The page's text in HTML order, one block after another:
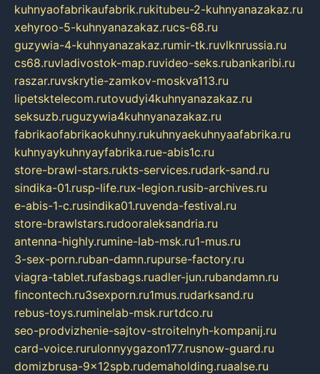
kuhnyaofabrikaufabrik.rukitubeu-2-kuhnyanazakaz.ru
xehyroo-5-kuhnyanazakaz.rucs-68.ru
guzywia-4-kuhnyanazakaz.rumir-tk.ruvlknrussia.ru
cs68.ruvladivostok-map.ruvideo-seks.rubankaribi.ru
raszar.ruvskrytie-zamkov-moskva113.ru
lipetsktelecom.rutovudyi4kuhnyanazakaz.ru
seksuzb.ruguzywia4kuhnyanazakaz.ru
fabrikaofabrikaokuhny.rukuhnyaekuhnyaafabrika.ru
kuhnyaykuhnyayfabrika.rue-abis1c.ru
store-brawl-stars.rukts-services.rudark-sand.ru
sindika-01.rusp-life.rux-legion.rusib-archives.ru
e-abis-1-c.rusindika01.ruvenda-festival.ru
store-brawlstars.rudooraleksandria.ru
antenna-highly.rumine-lab-msk.ru1-mus.ru
3-sex-porn.ruban-damn.rupurse-factory.ru
viagra-tablet.rufasbags.ruadler-jun.rubandamn.ru
fincontech.ru3sexporn.ru1mus.rudarksand.ru
rebus-toys.ruminelab-msk.rurtdco.ru
seo-prodvizhenie-sajtov-stroitelnyh-kompanij.ru
card-voice.rurulonnyygazon177.rusnow-guard.ru
domizbrusa-9x12spb.rudemaholding.ruaalse.ru